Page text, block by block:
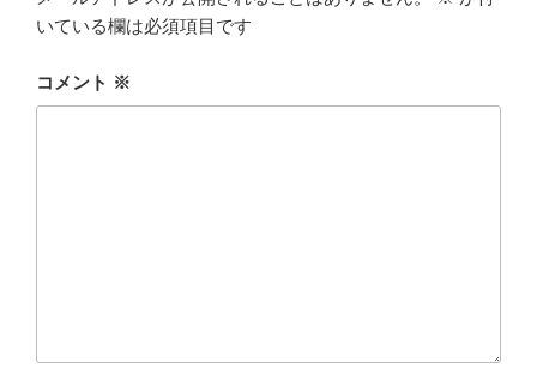
いている欄は必須項目です
コメント ※